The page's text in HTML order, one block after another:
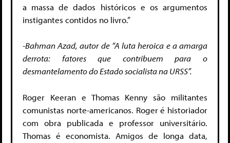
a massa de dados históricos e os argumentos
instigantes contidos no livro.”
-Bahman Azad, autor de “A luta heroica e a amarga
derrota: fatores que contribuem para o
desmantelamento do Estado socialista na URSS”.
Roger Keeran e Thomas Kenny são militantes
comunistas norte-americanos. Roger é historiador
com obra publicada e professor universitário.
Thomas é economista. Amigos de longa data,